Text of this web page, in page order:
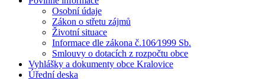
Osobní údaje
Zákon o střetu zájmů
Životní situace
Informace dle zákona č.106⁄1999 Sb.
Smlouvy o dotacích z rozpočtu obce
Vyhlášky a dokumenty obce Kralovice
Úřední deska